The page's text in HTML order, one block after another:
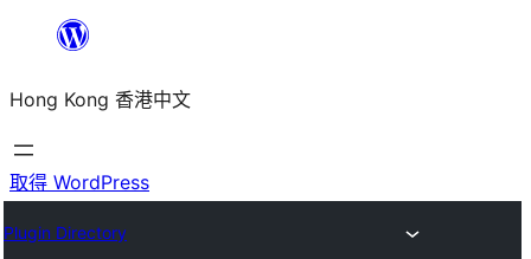
主
要
內
Hong Kong 香港中文
取得 WordPress
Plugin Directory